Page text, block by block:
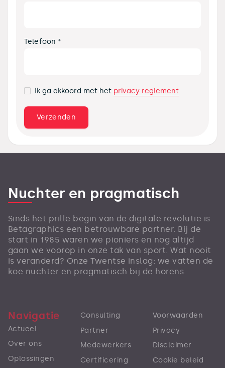
Telefoon *
Ik ga akkoord met het privacy reglement
Nuchter en pragmatisch
Sinds het prille begin van de digitale revolutie is
Betagraphics een betrouwbare partner. Bij de
start in 1985 waren we pioniers en nog altijd
gaan we voorop in onze tak van sport. Wat nooit
is veranderd? Onze Twentse inslag: we vatten de
koe nuchter en pragmatisch bij de horens.
Navigatie
Actueel
Over ons
Oplossingen
Consulting
Partner
Medewerkers
Certificering
Voorwaarden
Privacy
Disclaimer
Cookie beleid